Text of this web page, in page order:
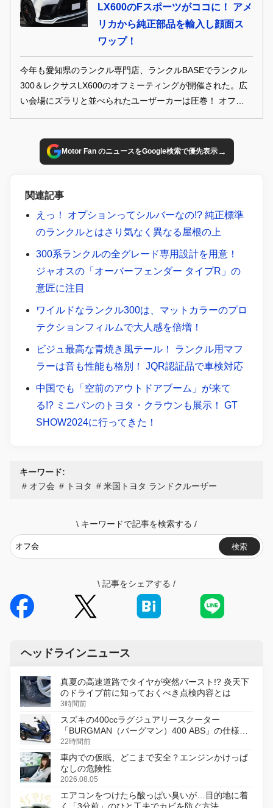
LX600のFスポーツがココに！ アメ
リカから純正部品を輸入し顔面ス
ワップ！
今年も愛知県のランクル専門店、ランクルBASEでランクル
300＆レクサスLX600のオフミーティングが開催された。広
い会場にズラリと並べられたユーザーカーは圧巻！ オフミー
Motor Fan のニュースをGoogle検索で優先表示→
関連記事
えっ！ オプションってシルバーなの!? 純正標準
のランクルとはさり気なく異なる屋根の上
300系ランクルの全グレード専用設計を用意！
ジャオスの「オーバーフェンダー タイプR」の
意匠に注目
ワイルドなランクル300は、マットカラーのプロ
テクションフィルムで大人感を倍増！
ビジュ最高な青焼き風テール！ ランクル用マフ
ラーは音も性能も格別！ JQR認証品で車検対応
中国でも「空前のアウトドアブーム」が来て
る!? ミニバンのトヨタ・クラウンも展示！ GT
SHOW2024に行ってきた！
キーワード:
オフ会
トヨタ 米国トヨタ ランドクルーザー
\ キーワードで記事を検索する /
検索
\ 記事をシェアする /
ヘッドラインニュース
真夏の高速道路でタイヤが突然バースト!? 炎天下
のドライブ前に知っておくべき点検内容とは
3時間前
スズキの400ccラグジュアリースクーター
「BURGMAN（バーグマン）400 ABS」の仕様を
変更し、8月18日に発売
22時間前
車内での仮眠、どこまで安全？エンジンかけっぱ
なしの危険性
2026.08.05
エアコンをつけたら酸っぱい臭いが…目的地に着
く「3分前」のひと工夫でカビを防ぐ方法